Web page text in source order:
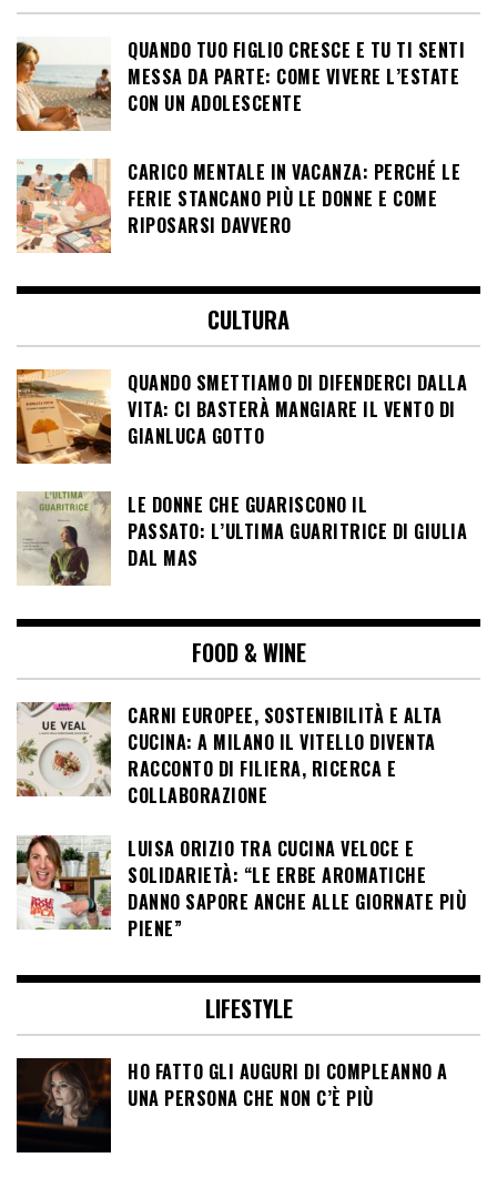
QUANDO TUO FIGLIO CRESCE E TU TI SENTI
MESSA DA PARTE: COME VIVERE L’ESTATE
CON UN ADOLESCENTE
CARICO MENTALE IN VACANZA: PERCHÉ LE
FERIE STANCANO PIÙ LE DONNE E COME
RIPOSARSI DAVVERO
CULTURA
QUANDO SMETTIAMO DI DIFENDERCI DALLA
VITA: CI BASTERÀ MANGIARE IL VENTO DI
GIANLUCA GOTTO
LE DONNE CHE GUARISCONO IL
PASSATO: L’ULTIMA GUARITRICE DI GIULIA
DAL MAS
FOOD & WINE
CARNI EUROPEE, SOSTENIBILITÀ E ALTA
CUCINA: A MILANO IL VITELLO DIVENTA
RACCONTO DI FILIERA, RICERCA E
COLLABORAZIONE
LUISA ORIZIO TRA CUCINA VELOCE E
SOLIDARIETÀ: “LE ERBE AROMATICHE
DANNO SAPORE ANCHE ALLE GIORNATE PIÙ
PIENE”
LIFESTYLE
HO FATTO GLI AUGURI DI COMPLEANNO A
UNA PERSONA CHE NON C’È PIÙ